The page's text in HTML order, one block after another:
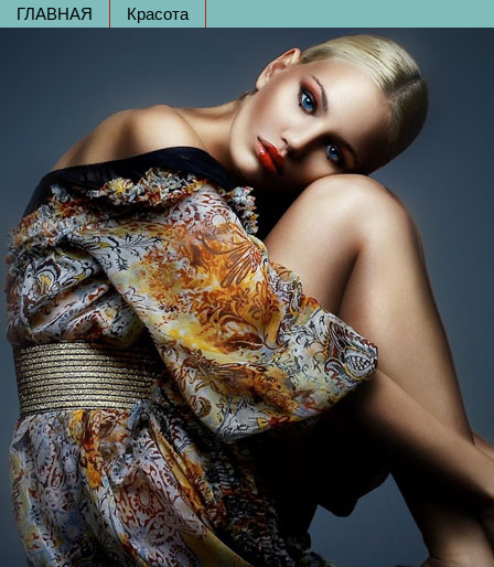
ГЛАВНАЯ Красота